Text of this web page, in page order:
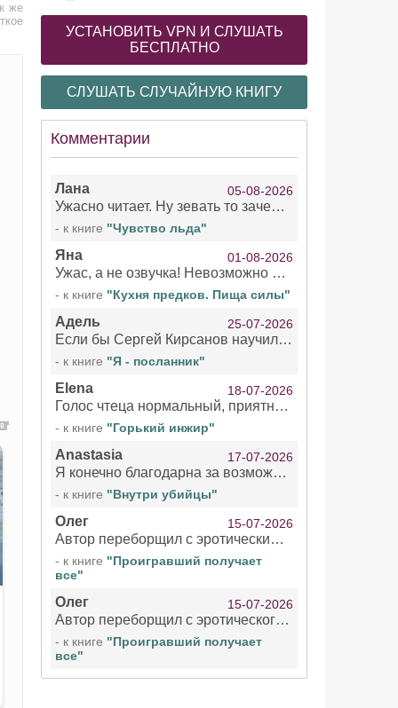
же
УСТАНОВИТЬ VPN И СЛУШАТЬ
БЕСПЛАТНО
СЛУШАТЬ СЛУЧАЙНУЮ КНИГУ
Комментарии
Лана 05-08-2026
Ужасно читает. Ну зевать то зачем. Уже не говорю, что ударения ставит, как хочет.
- к книге "Чувство льда"
Яна 01-08-2026
Ужас, а не озвучка! Невозможно вникать в смысл текста из за кривляний чтеца
- к книге "Кухня предков. Пища силы"
Адель 25-07-2026
Если бы Сергей Кирсанов научился не сглатывать каждые 1-2 минуты слюну, так что слышно в микрофоне и, что вызывает отвращение, то мелжно было бы слушать.
- к книге "Я - посланник"
Elena 18-07-2026
Голос чтеца нормальный, приятный тембр. Мне очень понравилось озвучивание рассказа. Очень странный отзыв Надежды. Может у неё что-то с нервами?
- к книге "Горький инжир"
Anastasia 17-07-2026
Я конечно благодарна за возможность бесплатно слушать книги даже новинки , но чтение этой книги просто ужасно
- к книге "Внутри убийцы"
Олег 15-07-2026
Автор переборщил с эротическими сценами. Похоже, с этим у него проблемы.
- к книге "Проигравший получает
все"
Олег 15-07-2026
Автор переборщил с эротического сценами. Похоже, с этим у него проблемы.
- к книге "Проигравший получает
все"